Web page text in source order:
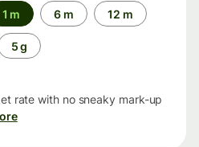
1 m 6 m 12 m
5 g
rate with no sneaky mark-up